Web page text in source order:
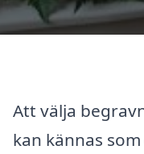
Att välja
kan kännas